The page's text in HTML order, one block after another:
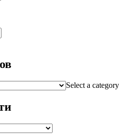
Select a category